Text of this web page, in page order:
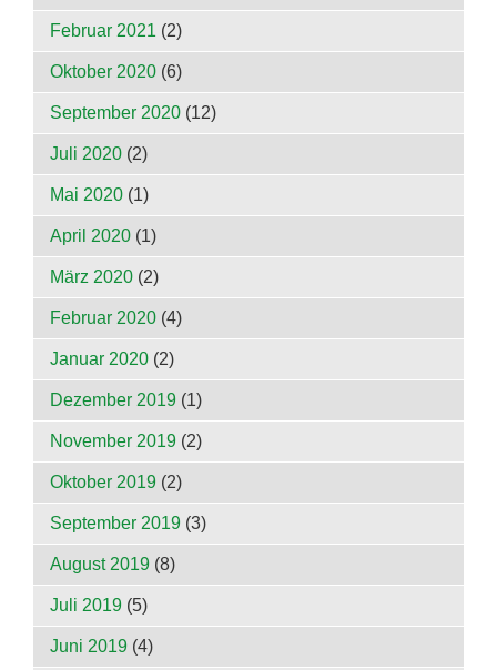
Februar 2021 (2)
Oktober 2020 (6)
September 2020 (12)
Juli 2020 (2)
Mai 2020 (1)
April 2020 (1)
März 2020 (2)
Februar 2020 (4)
Januar 2020 (2)
Dezember 2019 (1)
November 2019 (2)
Oktober 2019 (2)
September 2019 (3)
August 2019 (8)
Juli 2019 (5)
Juni 2019 (4)